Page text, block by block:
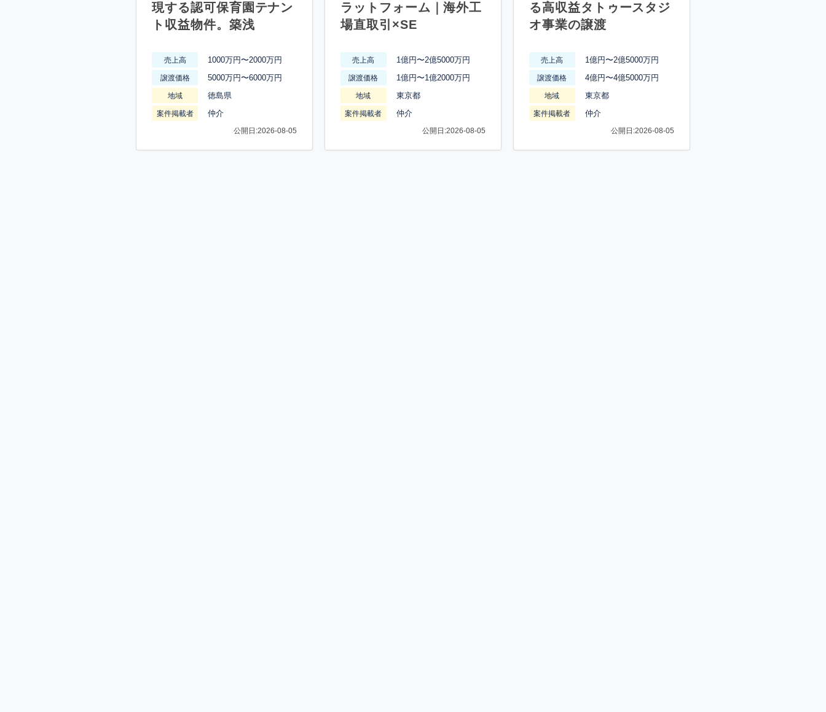
現する認可保育園テナン
ト収益物件。築浅
売上高 1000万円〜2000万円
譲渡価格 5000万円〜6000万円
地域 徳島県
案件掲載者 仲介
公開日:2026-08-05
ラットフォーム｜海外工
場直取引×SE
売上高 1億円〜2億5000万円
譲渡価格 1億円〜1億2000万円
地域 東京都
案件掲載者 仲介
公開日:2026-08-05
る高収益タトゥースタジ
オ事業の譲渡
売上高 1億円〜2億5000万円
譲渡価格 4億円〜4億5000万円
地域 東京都
案件掲載者 仲介
公開日:2026-08-05